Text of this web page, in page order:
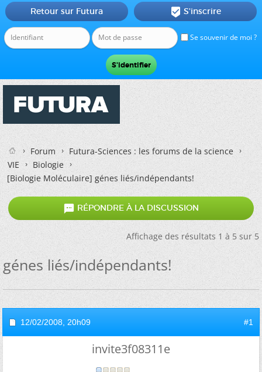
Se souvenir de moi ?
Retour sur Futura  S'inscrire
Forum
Futura-Sciences : les forums de la science
VIE
Biologie
[Biologie Moléculaire]génes liés/indépendants!
 RÉPONDRE À LA DISCUSSION
Affichage des résultats 1 à 5 sur 5
génes liés/indépendants!
12/02/2008, 20h09 #1
invite3f08311e